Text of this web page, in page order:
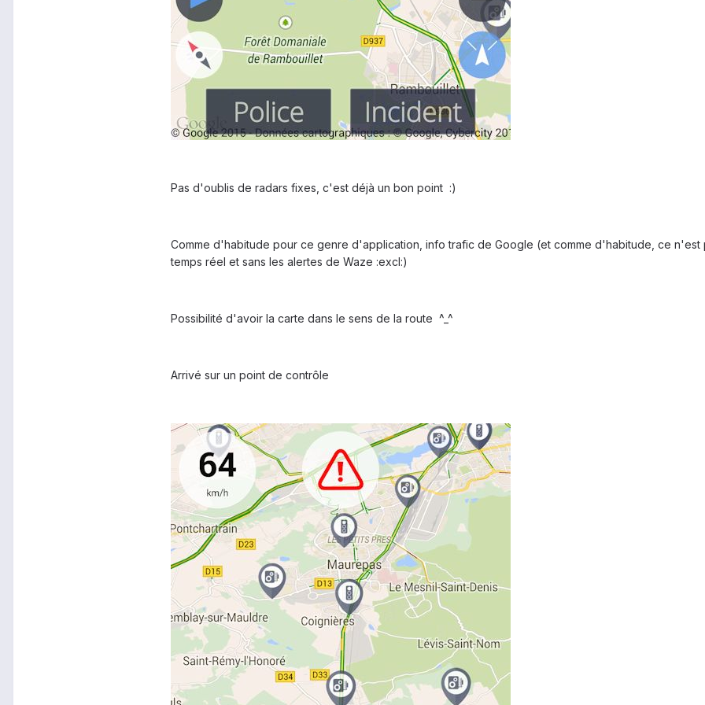
Pas d'oublis de radars fixes, c'est déjà un bon point :)
Comme d'habitude pour ce genre d'application, info trafic de Google (et comme d'habitude, ce n'est
temps réel et sans les alertes de Waze :excl:)
Possibilité d'avoir la carte dans le sens de la route ^_^
Arrivé sur un point de contrôle